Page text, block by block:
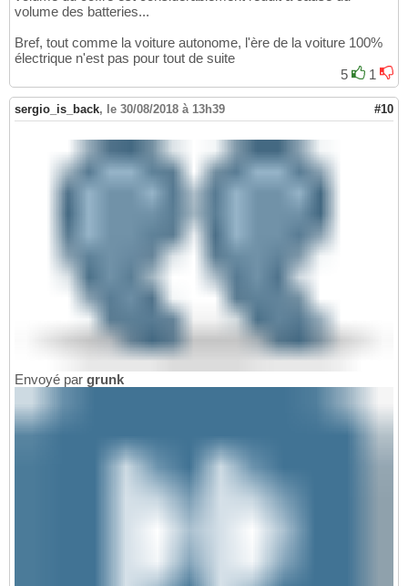
volume des batteries...
Bref, tout comme la voiture autonome, l'ère de la voiture 100%
électrique n'est pas pour tout de suite
5
1
sergio_is_back, le 30/08/2018 à 13h39 #10
Envoyé par grunk